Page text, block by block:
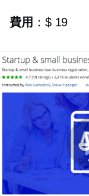
費用 ：$ 19